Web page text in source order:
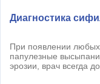
Диагностика
При появлении любых
папулезные
эрозии, врач всегда